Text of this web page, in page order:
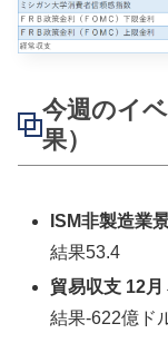
今週のイ
果）
ISM非製造業
結果53.4
貿易収支 12月
結果-622億ド